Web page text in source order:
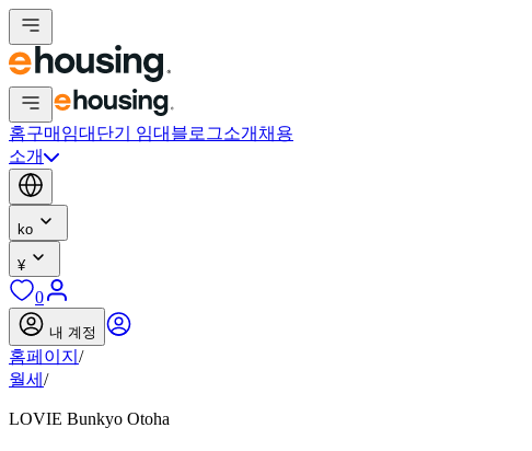
홈구매 임대 단기 임대 블로그소개 채용
소개
ko
¥
0
내 계정
홈페이지 /
월세 /
LOVIE Bunkyo Otoha